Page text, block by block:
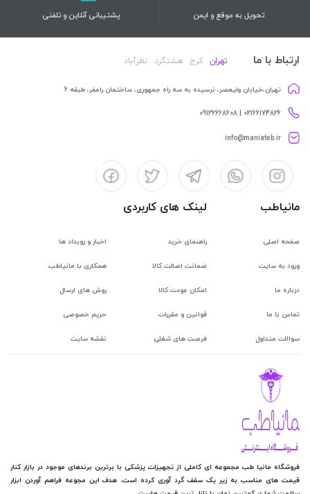
تحویل به موقع و ایمن پشتیبانی آنلاین و تلفنی
ارتباط با ما تهران کرج هشتگرد نظرآباد
تهران،خیابان ولیعصر، نرسیده به سه راه جمهوری، ساختمان رامفر، طبقه 6
02166174826 | 09126668608
info@maniateb.ir
مانیاطب
صفحه اصلی
ورود به سایت
درباره ما
تماس با ما
سوالات متداول
لینک های کاربردی
راهنمای خرید اخبار و رویداد ها
ضمانت اصالت کالا همکاری با مانیاطب
امکان عودت کالا روش های ارسال
قوانین و مقررات حریم خصوصی
فرصت های شغلی نقشه سایت
فروشگاه مانیا طب مجموعه ای کاملی از تجهیزات پزشکی با برترین برندهای موجود در بازار کنار
قیمت های مناسب به زیر یک سقف گرد آوری کرده است. هدف این مجوعه فراهم آوردن ابزار